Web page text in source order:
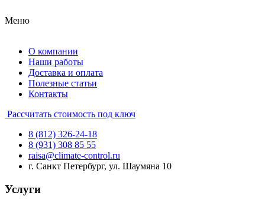
Меню
О компании
Наши работы
Доставка и оплата
Полезные статьи
Контакты
Рассчитать стоимость под ключ
8 (812) 326-24-18
8 (931) 308 85 55
raisa@climate-control.ru
г. Санкт Петербург, ул. Шаумяна 10
Услуги